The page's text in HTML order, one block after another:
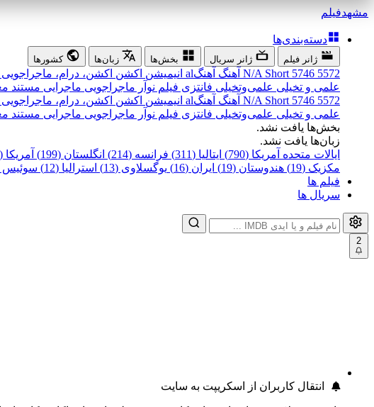
مشهدفیلم
دسته‌بندی‌ها
ژانر فیلم ژانر سریال بخش‌ها زبان‌ها کشورها
5572
5746
N/A Short آهنگ آهنگal انیمیشن اکشن اکشن، درام، ماجراجویی
علمی و تخیلی علمی‌و‌تخیلی فانتزی فیلم نوآر ماجراجویی ماجرایی مستند
5572
5746
N/A Short آهنگ آهنگal انیمیشن اکشن اکشن، درام، ماجراجویی
علمی و تخیلی علمی‌و‌تخیلی فانتزی فیلم نوآر ماجراجویی ماجرایی مستند
بخش‌ها یافت نشد.
زبان‌ها یافت نشد.
ایالات متحده آمریکا (790)
ایتالیا (311) فرانسه (214) انگلستان (199) آمریکا (87)
مکزیک (19)
هندوستان (19) ایران (16) یوگسلاوی (13) استرالیا (12) سوئیس
فیلم ها
سریال ها
2
انتقال کاربران از اسکریپت به سایت